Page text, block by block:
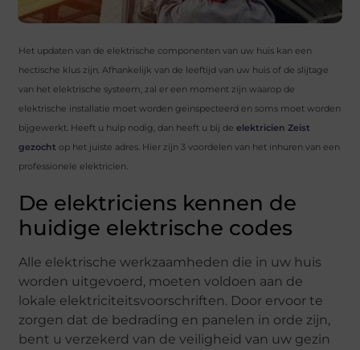
Het updaten van de elektrische componenten van uw huis kan een
hectische klus zijn. Afhankelijk van de leeftijd van uw huis of de slijtage
van het elektrische systeem, zal er een moment zijn waarop de
elektrische installatie moet worden geïnspecteerd en soms moet worden
bijgewerkt. Heeft u hulp nodig, dan heeft u bij deelektricien Zeist
gezocht op het juiste adres. Hier zijn 3 voordelen van het inhuren van een
professionele elektricien.
De elektriciens kennen de
huidige elektrische codes
Alle elektrische werkzaamheden die in uw huis
worden uitgevoerd, moeten voldoen aan de
lokale elektriciteitsvoorschriften. Door ervoor te
zorgen dat de bedrading en panelen in orde zijn,
bent u verzekerd van de veiligheid van uw gezin